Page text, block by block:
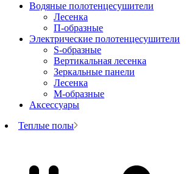
Водяные полотенцесушители
Лесенка
П-образные
Электрические полотенцесушители
S-образные
Вертикальная лесенка
Зеркальные панели
Лесенка
М-образные
Аксессуары
Теплые полы